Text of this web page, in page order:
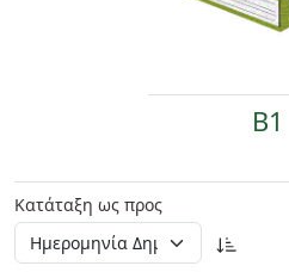
B1
Κατάταξη ως προς